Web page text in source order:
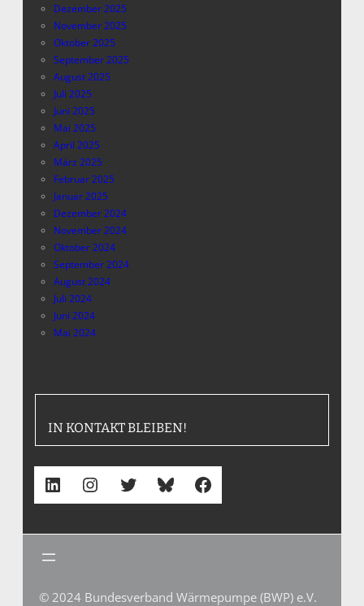
Dezember 2025
November 2025
Oktober 2025
September 2025
August 2025
Juli 2025
Juni 2025
Mai 2025
April 2025
März 2025
Februar 2025
Januar 2025
Dezember 2024
November 2024
Oktober 2024
September 2024
August 2024
Juli 2024
Juni 2024
Mai 2024
IN KONTAKT BLEIBEN!
LinkedIn Instagram Twitter Bluesky Facebook
© 2024 Bundesverband Wärmepumpe (BWP) e.V.